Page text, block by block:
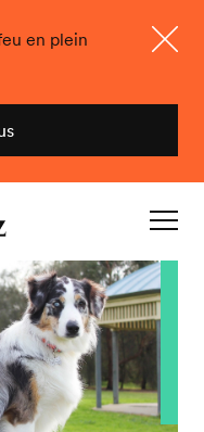
en plein